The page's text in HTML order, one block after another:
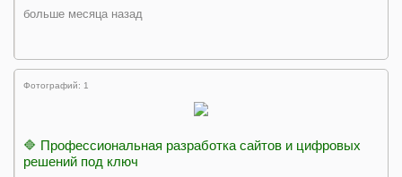
больше месяца назад
Фотографий: 1
🔷 Профессиональная разработка сайтов и цифровых
решений под ключ